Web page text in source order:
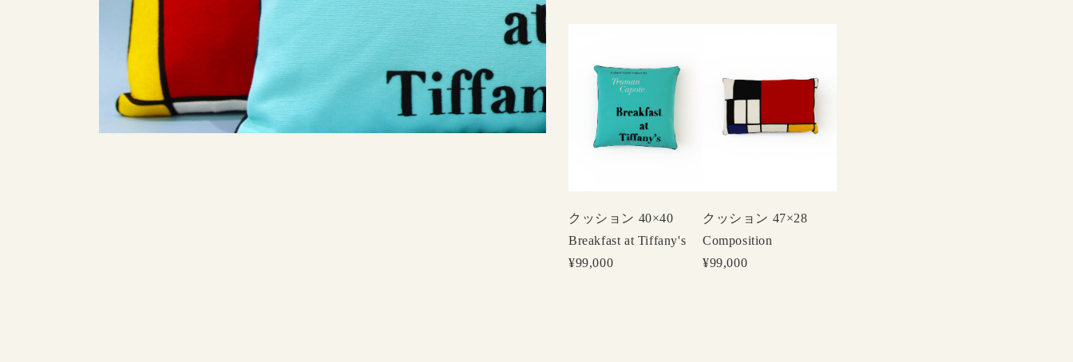
クッション 40×40
Breakfast at Tiffany's
¥99,000
クッション 47×28
Composition
¥99,000